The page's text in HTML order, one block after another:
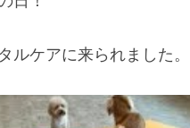
ルケアに来られました。